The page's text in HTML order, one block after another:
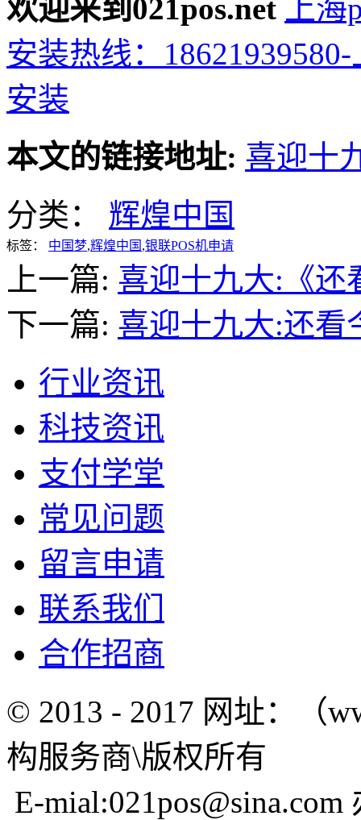
欢迎来到021pos.net
上
安装热线：
安装
本文的链接地址: 喜迎十
分类： 辉煌中国
标签： 中国梦,辉煌中国 ,银联POS机申请
上一篇: 喜迎十九大:《还
下一篇: 喜迎十九大:还看
行业资讯
科技资讯
支付学堂
常见问题
留言申请
联系我们
合作招商
© 2013 - 2017 网址：（
构服务商\版权所有
E-mial:021pos@sina.com